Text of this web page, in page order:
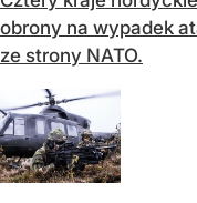
obrony na wypadek
ze strony NATO.